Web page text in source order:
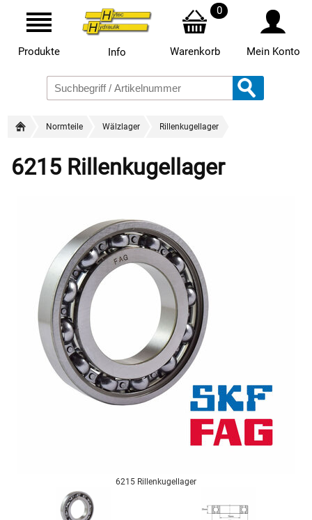
Produkte Info
0
Warenkorb Mein Konto
Normteile Wälzlager Rillenkugellager
6215 Rillenkugellager
6215 Rillenkugellager